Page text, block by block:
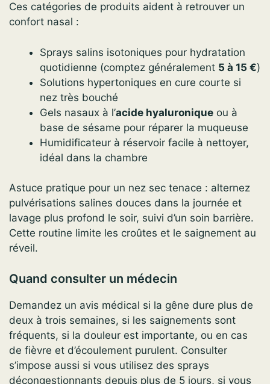
Ces catégories de produits aident à retrouver un
confort nasal :
Sprays salins isotoniques pour hydratation
quotidienne (comptez généralement 5 à 15 €)
Solutions hypertoniques en cure courte si
nez très bouché
Gels nasaux à l’acide hyaluronique ou à
base de sésame pour réparer la muqueuse
Humidificateur à réservoir facile à nettoyer,
idéal dans la chambre
Astuce pratique pour un nez sec tenace : alternez
pulvérisations salines douces dans la journée et
lavage plus profond le soir, suivi d’un soin barrière.
Cette routine limite les croûtes et le saignement au
réveil.
Quand consulter un médecin
Demandez un avis médical si la gêne dure plus de
deux à trois semaines, si les saignements sont
fréquents, si la douleur est importante, ou en cas
de fièvre et d’écoulement purulent. Consulter
s’impose aussi si vous utilisez des sprays
décongestionnants depuis plus de 5 jours, si vous